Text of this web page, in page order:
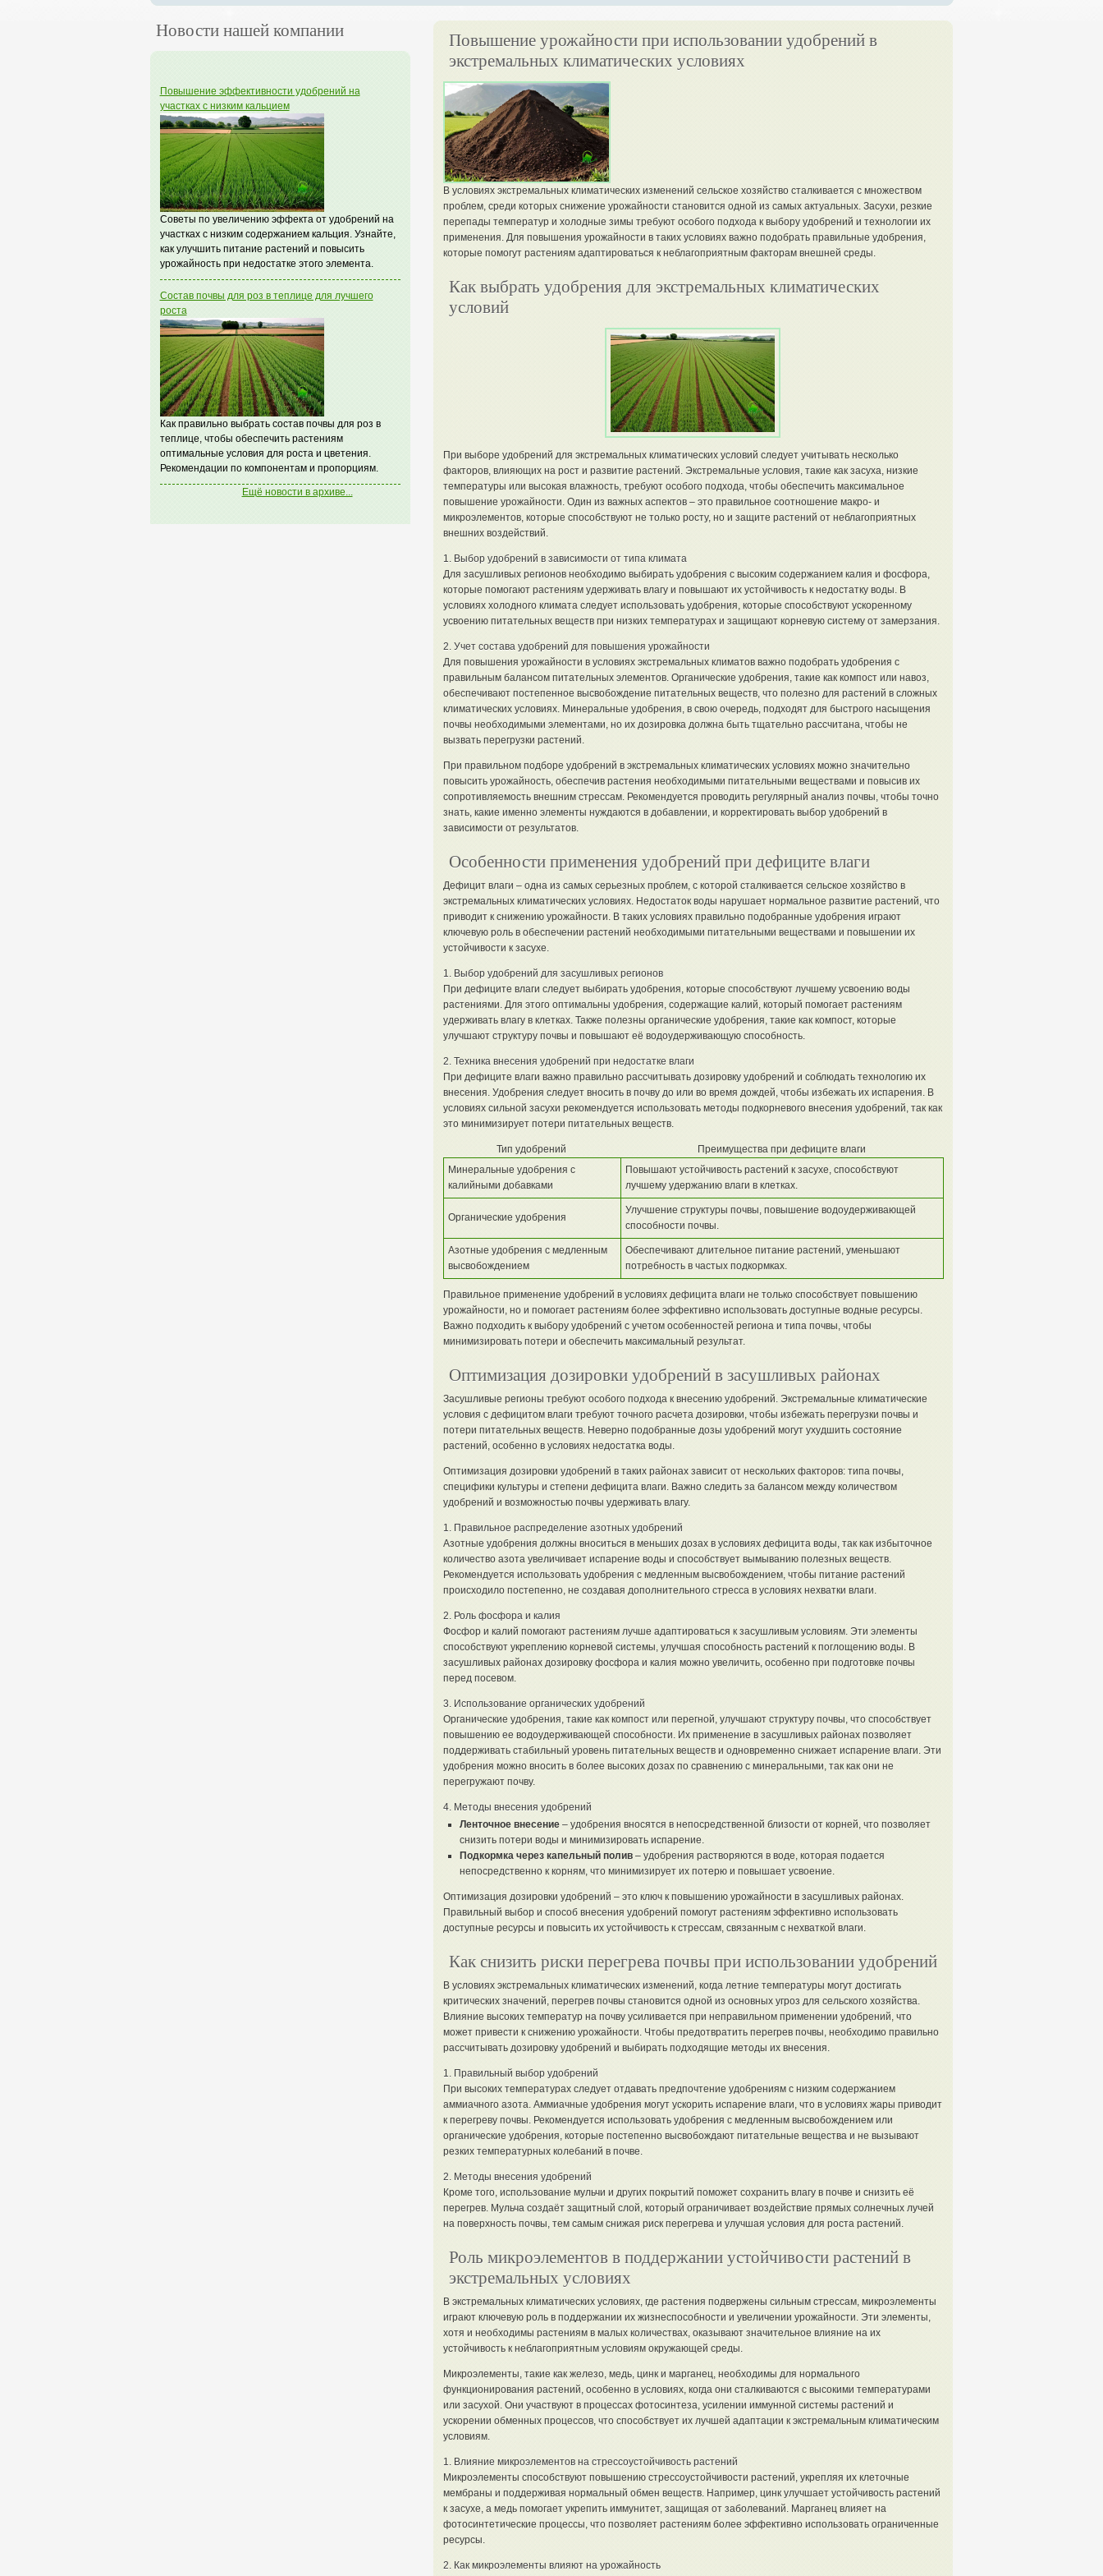
Новости нашей компании
Повышение эффективности удобрений на
участках с низким кальцием
Советы по увеличению эффекта от удобрений на
участках с низким содержанием кальция. Узнайте,
как улучшить питание растений и повысить
урожайность при недостатке этого элемента.
Состав почвы для роз в теплице для лучшего
роста
Как правильно выбрать состав почвы для роз в
теплице, чтобы обеспечить растениям
оптимальные условия для роста и цветения.
Рекомендации по компонентам и пропорциям.
Ещё новости в архиве...
Повышение урожайности при использовании удобрений в
экстремальных климатических условиях
В условиях экстремальных климатических изменений сельское хозяйство сталкивается с множеством
проблем, среди которых снижение урожайности становится одной из самых актуальных. Засухи, резкие
перепады температур и холодные зимы требуют особого подхода к выбору удобрений и технологии их
применения. Для повышения урожайности в таких условиях важно подобрать правильные удобрения,
которые помогут растениям адаптироваться к неблагоприятным факторам внешней среды.
Как выбрать удобрения для экстремальных климатических
условий
При выборе удобрений для экстремальных климатических условий следует учитывать несколько
факторов, влияющих на рост и развитие растений. Экстремальные условия, такие как засуха, низкие
температуры или высокая влажность, требуют особого подхода, чтобы обеспечить максимальное
повышение урожайности. Один из важных аспектов – это правильное соотношение макро- и
микроэлементов, которые способствуют не только росту, но и защите растений от неблагоприятных
внешних воздействий.
1. Выбор удобрений в зависимости от типа климата
Для засушливых регионов необходимо выбирать удобрения с высоким содержанием калия и фосфора,
которые помогают растениям удерживать влагу и повышают их устойчивость к недостатку воды. В
условиях холодного климата следует использовать удобрения, которые способствуют ускоренному
усвоению питательных веществ при низких температурах и защищают корневую систему от замерзания.
2. Учет состава удобрений для повышения урожайности
Для повышения урожайности в условиях экстремальных климатов важно подобрать удобрения с
правильным балансом питательных элементов. Органические удобрения, такие как компост или навоз,
обеспечивают постепенное высвобождение питательных веществ, что полезно для растений в сложных
климатических условиях. Минеральные удобрения, в свою очередь, подходят для быстрого насыщения
почвы необходимыми элементами, но их дозировка должна быть тщательно рассчитана, чтобы не
вызвать перегрузки растений.
При правильном подборе удобрений в экстремальных климатических условиях можно значительно
повысить урожайность, обеспечив растения необходимыми питательными веществами и повысив их
сопротивляемость внешним стрессам. Рекомендуется проводить регулярный анализ почвы, чтобы точно
знать, какие именно элементы нуждаются в добавлении, и корректировать выбор удобрений в
зависимости от результатов.
Особенности применения удобрений при дефиците влаги
Дефицит влаги – одна из самых серьезных проблем, с которой сталкивается сельское хозяйство в
экстремальных климатических условиях. Недостаток воды нарушает нормальное развитие растений, что
приводит к снижению урожайности. В таких условиях правильно подобранные удобрения играют
ключевую роль в обеспечении растений необходимыми питательными веществами и повышении их
устойчивости к засухе.
1. Выбор удобрений для засушливых регионов
При дефиците влаги следует выбирать удобрения, которые способствуют лучшему усвоению воды
растениями. Для этого оптимальны удобрения, содержащие калий, который помогает растениям
удерживать влагу в клетках. Также полезны органические удобрения, такие как компост, которые
улучшают структуру почвы и повышают её водоудерживающую способность.
2. Техника внесения удобрений при недостатке влаги
При дефиците влаги важно правильно рассчитывать дозировку удобрений и соблюдать технологию их
внесения. Удобрения следует вносить в почву до или во время дождей, чтобы избежать их испарения. В
условиях сильной засухи рекомендуется использовать методы подкорневого внесения удобрений, так как
это минимизирует потери питательных веществ.
Тип удобрений
Преимущества при дефиците влаги
Минеральные удобрения с
калийными добавками
Повышают устойчивость растений к засухе, способствуют
лучшему удержанию влаги в клетках.
Органические удобрения
Улучшение структуры почвы, повышение водоудерживающей
способности почвы.
Азотные удобрения с медленным
высвобождением
Обеспечивают длительное питание растений, уменьшают
потребность в частых подкормках.
Правильное применение удобрений в условиях дефицита влаги не только способствует повышению
урожайности, но и помогает растениям более эффективно использовать доступные водные ресурсы.
Важно подходить к выбору удобрений с учетом особенностей региона и типа почвы, чтобы
минимизировать потери и обеспечить максимальный результат.
Оптимизация дозировки удобрений в засушливых районах
Засушливые регионы требуют особого подхода к внесению удобрений. Экстремальные климатические
условия с дефицитом влаги требуют точного расчета дозировки, чтобы избежать перегрузки почвы и
потери питательных веществ. Неверно подобранные дозы удобрений могут ухудшить состояние
растений, особенно в условиях недостатка воды.
Оптимизация дозировки удобрений в таких районах зависит от нескольких факторов: типа почвы,
специфики культуры и степени дефицита влаги. Важно следить за балансом между количеством
удобрений и возможностью почвы удерживать влагу.
1. Правильное распределение азотных удобрений
Азотные удобрения должны вноситься в меньших дозах в условиях дефицита воды, так как избыточное
количество азота увеличивает испарение воды и способствует вымыванию полезных веществ.
Рекомендуется использовать удобрения с медленным высвобождением, чтобы питание растений
происходило постепенно, не создавая дополнительного стресса в условиях нехватки влаги.
2. Роль фосфора и калия
Фосфор и калий помогают растениям лучше адаптироваться к засушливым условиям. Эти элементы
способствуют укреплению корневой системы, улучшая способность растений к поглощению воды. В
засушливых районах дозировку фосфора и калия можно увеличить, особенно при подготовке почвы
перед посевом.
3. Использование органических удобрений
Органические удобрения, такие как компост или перегной, улучшают структуру почвы, что способствует
повышению ее водоудерживающей способности. Их применение в засушливых районах позволяет
поддерживать стабильный уровень питательных веществ и одновременно снижает испарение влаги. Эти
удобрения можно вносить в более высоких дозах по сравнению с минеральными, так как они не
перегружают почву.
4. Методы внесения удобрений
Ленточное внесение– удобрения вносятся в непосредственной близости от корней, что позволяет
снизить потери воды и минимизировать испарение.
Подкормка через капельный полив– удобрения растворяются в воде, которая подается
непосредственно к корням, что минимизирует их потерю и повышает усвоение.
Оптимизация дозировки удобрений – это ключ к повышению урожайности в засушливых районах.
Правильный выбор и способ внесения удобрений помогут растениям эффективно использовать
доступные ресурсы и повысить их устойчивость к стрессам, связанным с нехваткой влаги.
Как снизить риски перегрева почвы при использовании удобрений
В условиях экстремальных климатических изменений, когда летние температуры могут достигать
критических значений, перегрев почвы становится одной из основных угроз для сельского хозяйства.
Влияние высоких температур на почву усиливается при неправильном применении удобрений, что
может привести к снижению урожайности. Чтобы предотвратить перегрев почвы, необходимо правильно
рассчитывать дозировку удобрений и выбирать подходящие методы их внесения.
1. Правильный выбор удобрений
При высоких температурах следует отдавать предпочтение удобрениям с низким содержанием
аммиачного азота. Аммиачные удобрения могут ускорить испарение влаги, что в условиях жары приводит
к перегреву почвы. Рекомендуется использовать удобрения с медленным высвобождением или
органические удобрения, которые постепенно высвобождают питательные вещества и не вызывают
резких температурных колебаний в почве.
2. Методы внесения удобрений
Кроме того, использование мульчи и других покрытий поможет сохранить влагу в почве и снизить её
перегрев. Мульча создаёт защитный слой, который ограничивает воздействие прямых солнечных лучей
на поверхность почвы, тем самым снижая риск перегрева и улучшая условия для роста растений.
Роль микроэлементов в поддержании устойчивости растений в
экстремальных условиях
В экстремальных климатических условиях, где растения подвержены сильным стрессам, микроэлементы
играют ключевую роль в поддержании их жизнеспособности и увеличении урожайности. Эти элементы,
хотя и необходимы растениям в малых количествах, оказывают значительное влияние на их
устойчивость к неблагоприятным условиям окружающей среды.
Микроэлементы, такие как железо, медь, цинк и марганец, необходимы для нормального
функционирования растений, особенно в условиях, когда они сталкиваются с высокими температурами
или засухой. Они участвуют в процессах фотосинтеза, усилении иммунной системы растений и
ускорении обменных процессов, что способствует их лучшей адаптации к экстремальным климатическим
условиям.
1. Влияние микроэлементов на стрессоустойчивость растений
Микроэлементы способствуют повышению стрессоустойчивости растений, укрепляя их клеточные
мембраны и поддерживая нормальный обмен веществ. Например, цинк улучшает устойчивость растений
к засухе, а медь помогает укрепить иммунитет, защищая от заболеваний. Марганец влияет на
фотосинтетические процессы, что позволяет растениям более эффективно использовать ограниченные
ресурсы.
2. Как микроэлементы влияют на урожайность